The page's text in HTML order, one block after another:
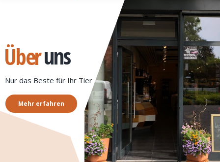
Überuns
Nur das Beste für Ihr Tier
Mehr erfahren